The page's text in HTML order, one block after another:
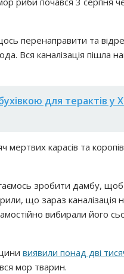
перенаправити та
Вся каналізація пішла
для терактів у
карасів та
зробити дамбу, щоб
що зараз каналізація
вибирали його
виявили понад дві
мор тварин.